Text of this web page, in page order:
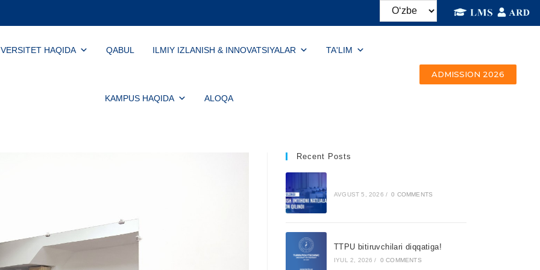
HAQIDA QABUL ILMIY IZLANISH & INNOVATSIYALAR TA'LIM
KAMPUS HAQIDA ALOQA
ADMISSION 2026
Recent Posts
AVGUST 5, 2026 / 0 COMMENTS
TTPU bitiruvchilari diqqatiga!
IYUL 2, 2026 / 0 COMMENTS